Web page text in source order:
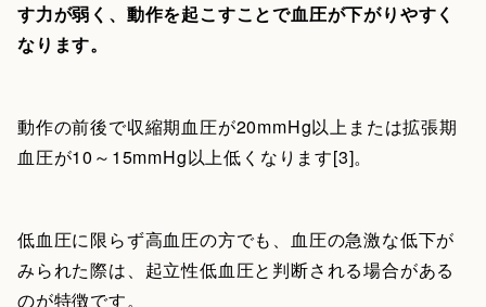
す力が弱く、動作を起こすことで血圧が下がりやすく
なります。
動作の前後で収縮期血圧が20mmHg以上または拡張期
血圧が10～15mmHg以上低くなります[3]。
低血圧に限らず高血圧の方でも、血圧の急激な低下が
みられた際は、起立性低血圧と判断される場合がある
のが特徴です。